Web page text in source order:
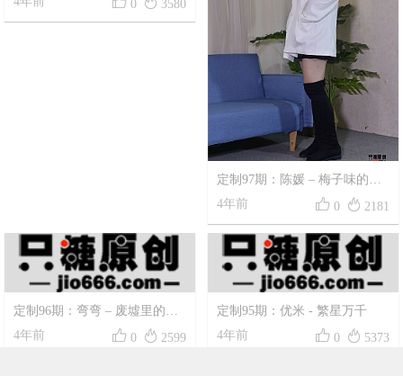
定制97期：陈媛 – 梅子味的晚
风
4年前  0  2181
定制96期：弯弯 – 废墟里的玫
瑰照样浪漫
4年前  0  2599
定制95期：优米 - 繁星万千
4年前
 0  5373